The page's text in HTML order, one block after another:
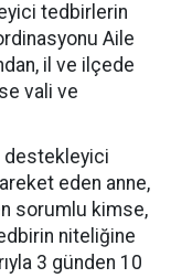
tedbirlerin
Aile
il ve ilçede
vali ve
destekleyici
eden anne,
sorumlu kimse,
niteliğine
3 günden 10